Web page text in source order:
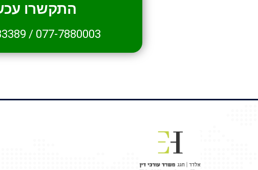
התקשרו
077-7880003
/